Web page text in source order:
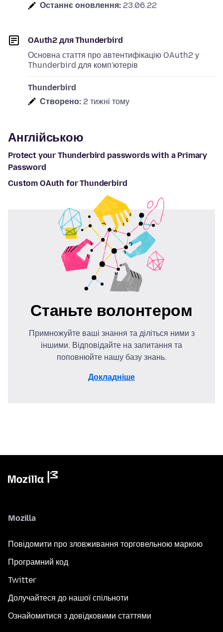
Останнє оновлення: 23.06.22
OAuth2 для Thunderbird
Основна стаття про автентифікацію OAuth2 у
Thunderbird для комп'ютерів
Thunderbird
Створено: 2 тижні тому
Англійською
Protect your Thunderbird passwords with a Primary
Password
Custom OAuth for Thunderbird
Станьте волонтером
Примножуйте ваші знання та діліться ними з
іншими. Відповідайте на запитання та
поповнюйте нашу базу знань.
Докладніше
Mozilla
Повідомити про зловживання торговельною маркою
Програмний код
Twitter
Долучайтеся до нашої спільноти
Ознайомитися з довідковими статтями